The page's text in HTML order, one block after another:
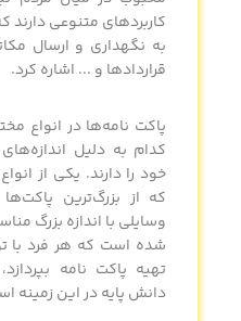
کاربردهای متنوعی
به نگهداری و ارسال
قراردادها و ... اشاره کرد.
پاکت نامه‌ها در انواع
کدام به دلیل
که از بزرگ‌ترین
وسایلی با اندازه بزرگ
شده است که هر فرد با
تهیه پاکت نامه
دانش پایه در این زمینه